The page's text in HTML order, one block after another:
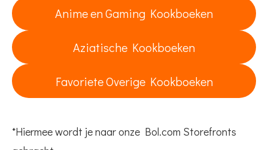
Anime en Gaming Kookboeken
Aziatische Kookboeken
Favoriete Overige Kookboeken
*Hiermee wordt je naar onze Bol.com Storefronts